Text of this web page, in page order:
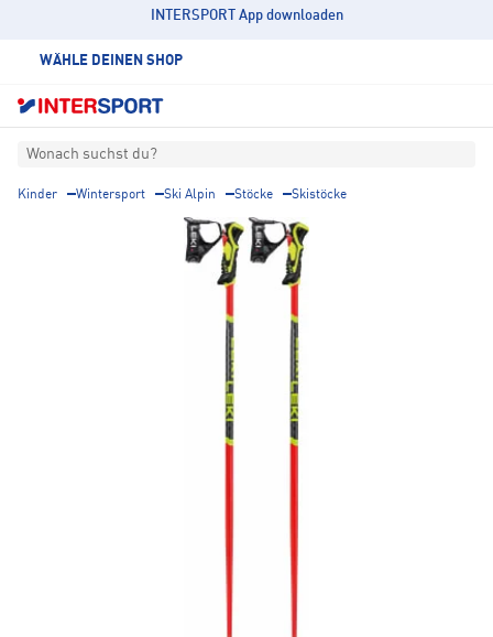
INTERSPORT App downloaden
WÄHLE DEINEN SHOP
Wonach suchst du?
Kinder Wintersport Ski Alpin Stöcke Skistöcke